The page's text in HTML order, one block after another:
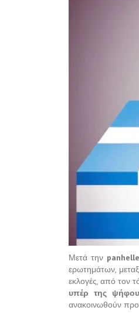
Μετά την
ερωτημάτων,
εκλογές, από τον
υπέρ της
ανακοινωθούν